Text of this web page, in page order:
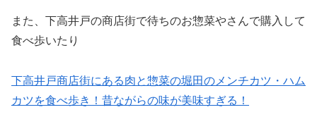
また、下高井戸の商店街で待ちのお惣菜やさんで購入して
食べ歩いたり
下高井戸商店街にある肉と惣菜の堀田のメンチカツ・ハム
カツを食べ歩き！昔ながらの味が美味すぎる！